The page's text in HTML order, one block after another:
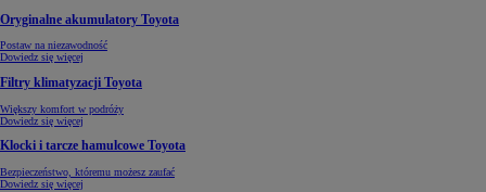
Oryginalne akumulatory Toyota
Postaw na niezawodność
Dowiedz się więcej
Filtry klimatyzacji Toyota
Większy komfort w podróży
Dowiedz się więcej
Klocki i tarcze hamulcowe Toyota
Bezpieczeństwo, któremu możesz zaufać
Dowiedz się więcej